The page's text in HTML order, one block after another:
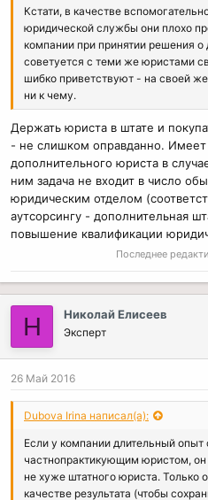
Кстати, в качестве
юридической службы они плохо
компании при принятии решения
советуется с теми же юристами
шибко приветствуют - на своей
ни к чему.
Держать юриста в штате и
- не слишком оправданно. Имеет
дополнительного юриста в
ним задача не входит в число
юридическим отделом
аутсорсингу - дополнительная
повышение квалификации
Последнее
Н Николай Елисеев
Эксперт
26 Май 2016
Dubova Irina написал(а):
Если у компании длительный опыт
частнопрактикующим юристом,
не хуже штатного юриста. Только
качестве результата (чтобы